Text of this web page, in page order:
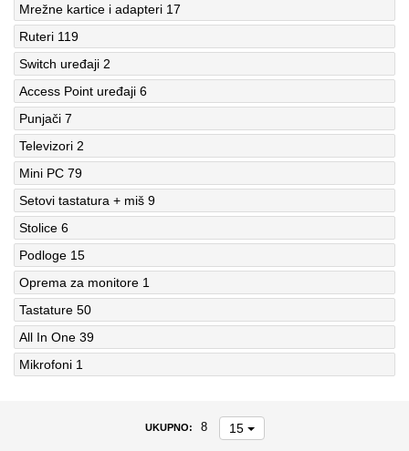
Mrežne kartice i adapteri 17
Ruteri 119
Switch uređaji 2
Access Point uređaji 6
Punjači 7
Televizori 2
Mini PC 79
Setovi tastatura + miš 9
Stolice 6
Podloge 15
Oprema za monitore 1
Tastature 50
All In One 39
Mikrofoni 1
UKUPNO: 8 15